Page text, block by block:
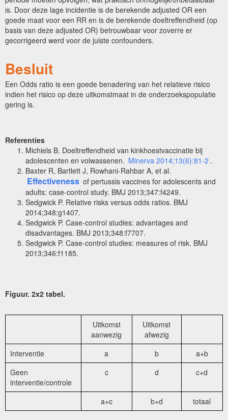
is. Door deze lage incidentie is de berekende adjusted OR een
goede maat voor een RR en is de berekende doeltreffendheid (op
basis van deze adjusted OR) betrouwbaar voor zoverre er
gecorrigeerd werd voor de juiste confounders.
Besluit
Een Odds ratio is een goede benadering van het relatieve risico
indien het risico op deze uitkomstmaat in de onderzoekspopulatie
gering is.
Referenties
Michiels B. Doeltreffendheid van kinkhoestvaccinatie bij
adolescenten en volwassenen. Minerva 2014;13(6):81-2 .
Baxter R, Bartlett J, Rowhani-Rahbar A, et al.
Effectiveness of pertussis vaccines for adolescents and
adults: case-control study. BMJ 2013;347:f4249.
Sedgwick P. Relative risks versus odds ratios. BMJ
2014;348:g1407.
Sedgwick P. Case-control studies: advantages and
disadvantages. BMJ 2013;348:f7707.
Sedgwick P. Case-control studies: measures of risk. BMJ
2013;346:f1185.
Figuur. 2x2 tabel.
Uitkomst
aanwezig
Uitkomst
afwezig
Interventie
a b
a+b
Geen
interventie/controle
c d c+d
a+c b+d totaal